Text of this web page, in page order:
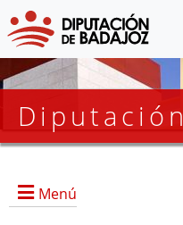
Diputación
Menú